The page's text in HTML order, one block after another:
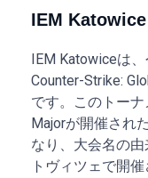
IEM
IEM Katowiceは
Counter-Strike:
です。このトー
Majorが開催され
なり、大会名の
トヴィツェで開